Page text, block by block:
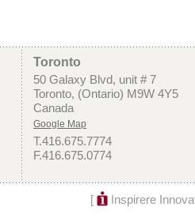
Toronto
50 Galaxy Blvd, unit # 7
Toronto, (Ontario) M9W 4Y5
Canada
Google Map
T.416.675.7774
F.416.675.0774
[ Inspirere